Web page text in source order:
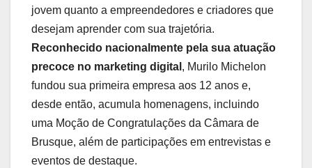
jovem quanto a empreendedores e criadores que
desejam aprender com sua trajetória.
Reconhecido nacionalmente pela sua atuação
precoce no marketing digital , Murilo Michelon
fundou sua primeira empresa aos 12 anos e,
desde então, acumula homenagens, incluindo
uma Moção de Congratulações da Câmara de
Brusque, além de participações em entrevistas e
eventos de destaque.